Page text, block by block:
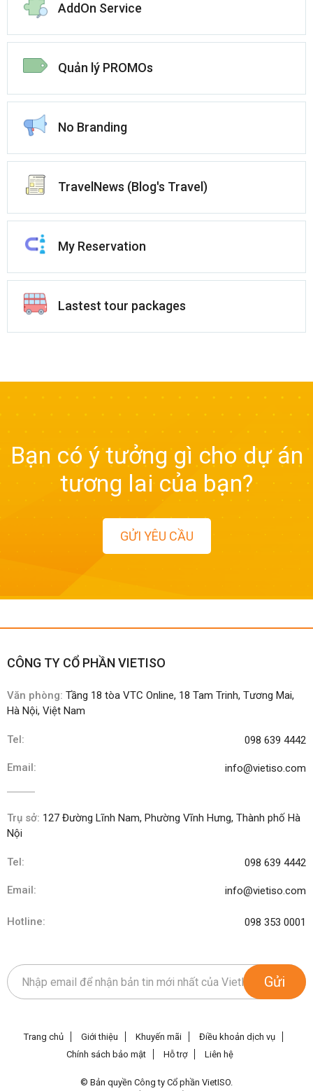
AddOn Service
Quản lý PROMOs
No Branding
TravelNews (Blog's Travel)
My Reservation
Lastest tour packages
Bạn có ý tưởng gì cho dự án
tương lai của bạn?
GỬI YÊU CẦU
CÔNG TY CỔ PHẦN VIETISO
Văn phòng: Tầng 18 tòa VTC Online, 18 Tam Trinh, Tương Mai,
Hà Nội, Việt Nam
Tel: 098 639 4442
Email: info@vietiso.com
Trụ sở: 127 Đường Lĩnh Nam, Phường Vĩnh Hưng, Thành phố Hà
Nội
Tel: 098 639 4442
Email: info@vietiso.com
Hotline: 098 353 0001
Gửi
Trang chủ Giới thiệu Khuyến mãi
Điều khoản dịch vụ
Chính sách bảo mật
Hỗ trợ Liên hệ
© Bản quyền Công ty Cổ phần VietISO.